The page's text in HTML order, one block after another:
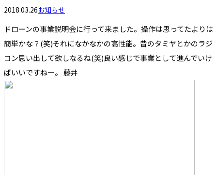
2018.03.26お知らせ
ドローンの事業説明会に行って来ました。操作は思ってたよりは
簡単かな？(笑)それになかなかの高性能。昔のタミヤとかのラジ
コン思い出して欲しなるね(笑)良い感じで事業として進んでいけ
ばいいですねー。 藤井